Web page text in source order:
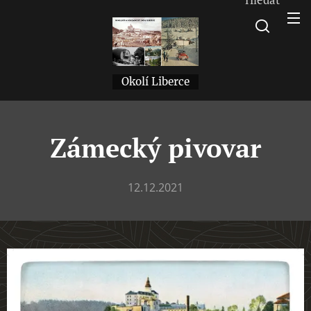
Okolí Liberce
Zámecký pivovar
12.12.2021